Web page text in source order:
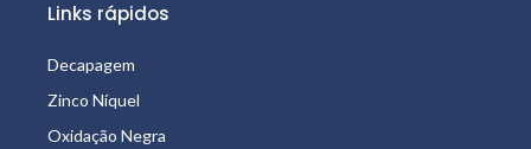
Links rápidos
Decapagem
Zinco Níquel
Oxidação Negra